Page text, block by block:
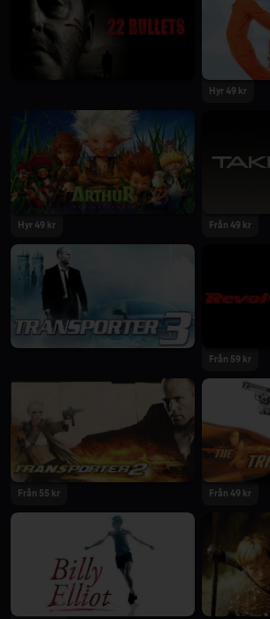
Hyr 49 kr
Hyr 49 kr Från 49 kr
Från 59 kr
Från 55 kr Från 49 kr